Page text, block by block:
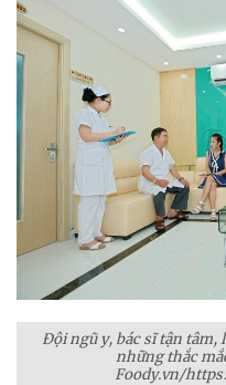
Đội ngũ y, bác sĩ tận tâm,
những thắc
Foody.vn/